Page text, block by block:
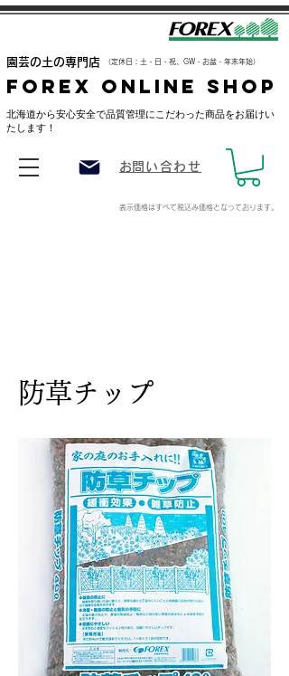
​園芸の土の専門店
FOREX ONLINE SHOP
表示価格はすべて税込み価格となっております。
（定休日：土・日・祝、GW・お盆・年末年始）
​お問い合わせ
​北海道から安心安全で品質管理にこだわった商品をお届けい
たします！
防草チップ